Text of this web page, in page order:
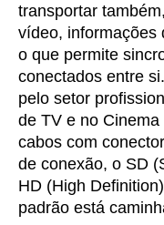
transportar
vídeo, informações
o que permite
conectados entre
pelo setor
de TV e no
cabos com
de conexão, o SD
HD (High
padrão está